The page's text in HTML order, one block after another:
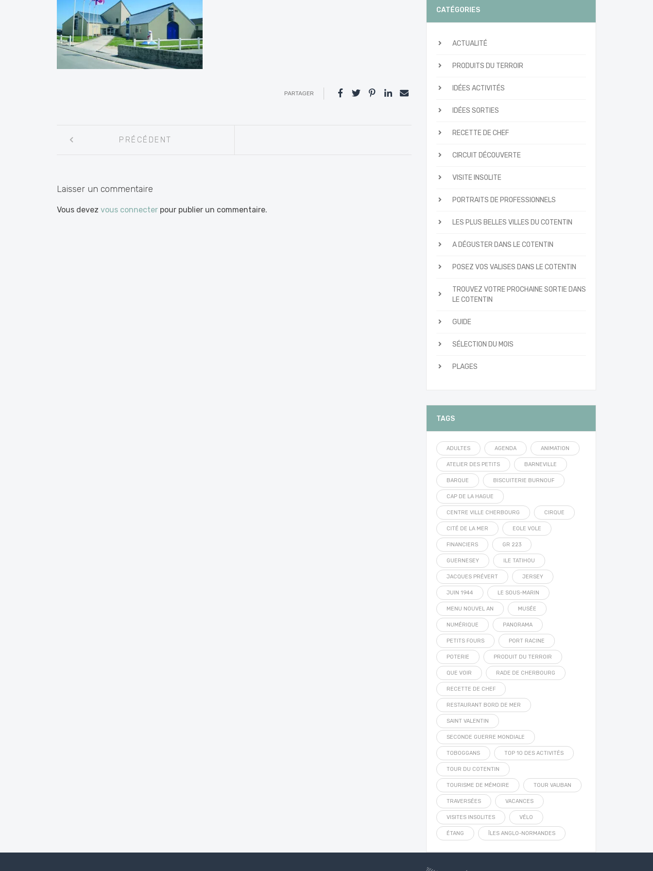
PARTAGER
entre
PRÉCÉDENT
Laisser un commentaire
Vous devez vous connecter pour publier un commentaire.
CATÉGORIES
ACTUALITÉ
PRODUITS DU TERROIR
IDÉES ACTIVITÉS
IDÉES SORTIES
RECETTE DE CHEF
CIRCUIT DÉCOUVERTE
VISITE INSOLITE
PORTRAITS DE PROFESSIONNELS
LES PLUS BELLES VILLES DU COTENTIN
A DÉGUSTER DANS LE COTENTIN
POSEZ VOS VALISES DANS LE COTENTIN
TROUVEZ VOTRE PROCHAINE SORTIE DANS
LE COTENTIN
GUIDE
SÉLECTION DU MOIS
PLAGES
TAGS
ADULTES AGENDA ANIMATION
ATELIER DES PETITS BARNEVILLE
BARQUE BISCUITERIE BURNOUF
CAP DE LA HAGUE
CENTRE VILLE CHERBOURG CIRQUE
CITÉ DE LA MER EOLE VOLE
FINANCIERS GR 223
GUERNESEY ILE TATIHOU
JACQUES PRÉVERT JERSEY
JUIN 1944 LE SOUS-MARIN
MENU NOUVEL AN MUSÉE
NUMÉRIQUE PANORAMA
PETITS FOURS PORT RACINE
POTERIE PRODUIT DU TERROIR
QUE VOIR RADE DE CHERBOURG
RECETTE DE CHEF
RESTAURANT BORD DE MER
SAINT VALENTIN
SECONDE GUERRE MONDIALE
TOBOGGANS TOP 10 DES ACTIVITÉS
TOUR DU COTENTIN
TOURISME DE MÉMOIRE TOUR VAUBAN
TRAVERSÉES VACANCES
VISITES INSOLITES VÉLO
ÉTANG ÎLES ANGLO-NORMANDES